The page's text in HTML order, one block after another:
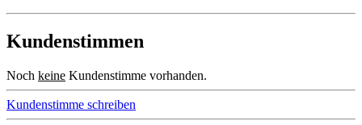
Kundenstimmen
Noch keine Kundenstimme vorhanden.
Kundenstimme schreiben